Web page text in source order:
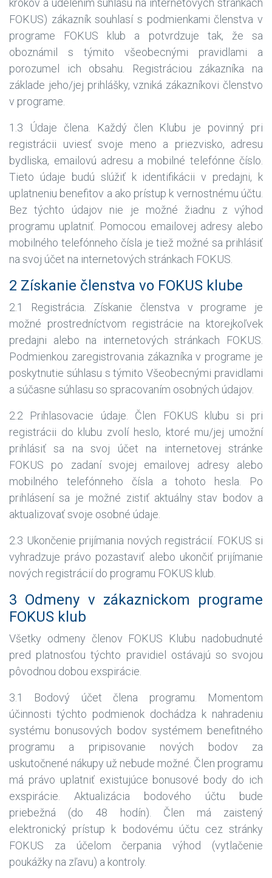
krokov a udelením súhlasu na internetových stránkach
FOKUS) zákazník souhlasí s podmienkami členstva v
programe FOKUS klub a potvrdzuje tak, že sa
oboznámil s týmito všeobecnými pravidlami a
porozumel ich obsahu. Registráciou zákazníka na
základe jeho/jej prihlášky, vzniká zákazníkovi členstvo
v programe.
1.3 Údaje člena. Každý člen Klubu je povinný pri
registrácii uviesť svoje meno a priezvisko, adresu
bydliska, emailovú adresu a mobilné telefónne číslo.
Tieto údaje budú slúžiť k identifikácii v predajni, k
uplatneniu benefitov a ako prístup k vernostnému účtu.
Bez týchto údajov nie je možné žiadnu z výhod
programu uplatniť. Pomocou emailovej adresy alebo
mobilného telefónneho čísla je tiež možné sa prihlásiť
na svoj účet na internetových stránkach FOKUS.
2 Získanie členstva vo FOKUS klube
2.1 Registrácia. Získanie členstva v programe je
možné prostredníctvom registrácie na ktorejkoľvek
predajni alebo na internetových stránkach FOKUS.
Podmienkou zaregistrovania zákazníka v programe je
poskytnutie súhlasu s týmito Všeobecnými pravidlami
a súčasne súhlasu so spracovaním osobných údajov.
2.2 Prihlasovacie údaje. Člen FOKUS klubu si pri
registrácii do klubu zvolí heslo, ktoré mu/jej umožní
prihlásiť sa na svoj účet na internetovej stránke
FOKUS po zadaní svojej emailovej adresy alebo
mobilného telefónneho čísla a tohoto hesla. Po
prihlásení sa je možné zistiť aktuálny stav bodov a
aktualizovať svoje osobné údaje.
2.3 Ukončenie prijímania nových registrácií. FOKUS si
vyhradzuje právo pozastaviť alebo ukončiť prijímanie
nových registrácií do programu FOKUS klub.
3 Odmeny v zákaznickom programe
FOKUS klub
Všetky odmeny členov FOKUS Klubu nadobudnuté
pred platnosťou týchto pravidiel ostávajú so svojou
pôvodnou dobou exspirácie.
3.1 Bodový účet člena programu. Momentom
účinnosti týchto podmienok dochádza k nahradeniu
systému bonusových bodov systémem benefitného
programu a pripisovanie nových bodov za
uskutočnené nákupy už nebude možné. Člen programu
má právo uplatniť existujúce bonusové body do ich
exspirácie. Aktualizácia bodového účtu bude
priebežná (do 48 hodín). Člen má zaistený
elektronický prístup k bodovému účtu cez stránky
FOKUS za účelom čerpania výhod (vytlačenie
poukážky na zľavu) a kontroly.